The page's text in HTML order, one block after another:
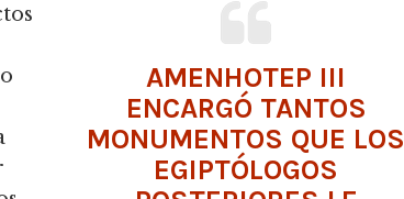
AMENHOTEP III
ENCARGÓ TANTOS
MONUMENTOS QUE LOS
EGIPTÓLOGOS